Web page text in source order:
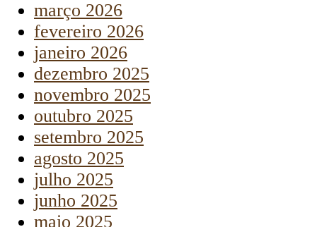
março 2026
fevereiro 2026
janeiro 2026
dezembro 2025
novembro 2025
outubro 2025
setembro 2025
agosto 2025
julho 2025
junho 2025
maio 2025